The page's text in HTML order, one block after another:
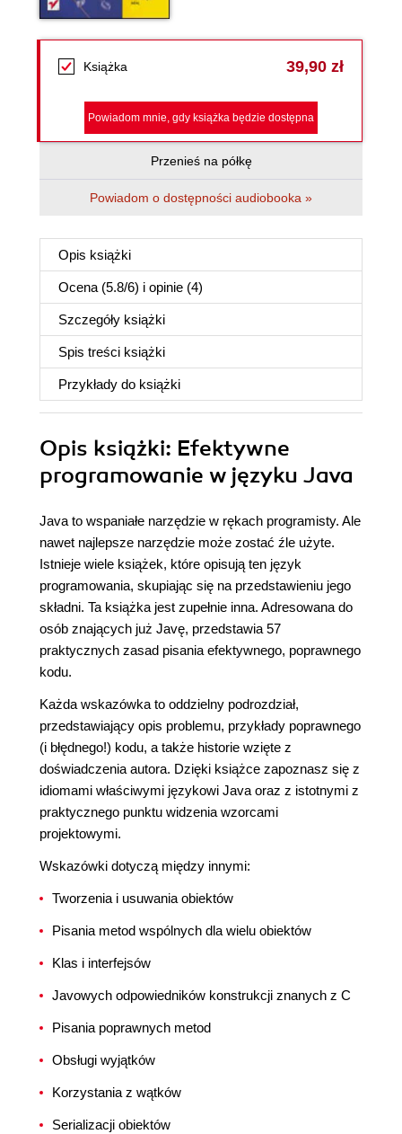
Książka 39,90 zł
Powiadom mnie, gdy książka będzie dostępna
Przenieś na półkę
Powiadom o dostępności audiobooka »
Opis książki
Ocena (5.8/6) i opinie (4)
Szczegóły książki
Spis treści książki
Przykłady do książki
Opis książki: Efektywne
programowanie w języku Java
Java to wspaniałe narzędzie w rękach programisty. Ale
nawet najlepsze narzędzie może zostać źle użyte.
Istnieje wiele książek, które opisują ten język
programowania, skupiając się na przedstawieniu jego
składni. Ta książka jest zupełnie inna. Adresowana do
osób znających już Javę, przedstawia 57
praktycznych zasad pisania efektywnego, poprawnego
kodu.
Każda wskazówka to oddzielny podrozdział,
przedstawiający opis problemu, przykłady poprawnego
(i błędnego!) kodu, a także historie wzięte z
doświadczenia autora. Dzięki książce zapoznasz się z
idiomami właściwymi językowi Java oraz z istotnymi z
praktycznego punktu widzenia wzorcami
projektowymi.
Wskazówki dotyczą między innymi:
Tworzenia i usuwania obiektów
Pisania metod wspólnych dla wielu obiektów
Klas i interfejsów
Javowych odpowiedników konstrukcji znanych z C
Pisania poprawnych metod
Obsługi wyjątków
Korzystania z wątków
Serializacji obiektów